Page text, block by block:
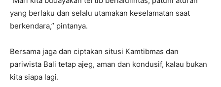
yang berlaku dan selalu utamakan keselamatan saat
berkendara,” pintanya.
Bersama jaga dan ciptakan situsi Kamtibmas dan
pariwista Bali tetap ajeg, aman dan kondusif, kalau bukan
kita siapa lagi.